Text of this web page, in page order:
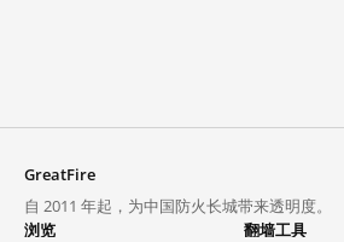
GreatFire
自 2011 年起，为中国防火长城带来透明度。
浏览
翻墙工具